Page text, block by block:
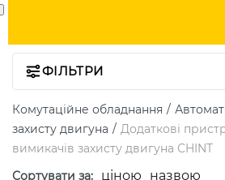
ФІЛЬТРИ
Комутаційне обладнання
захисту двигуна
Додаткові
вимикачів захисту двигуна CHINT
Сортувати за: ціною назвою